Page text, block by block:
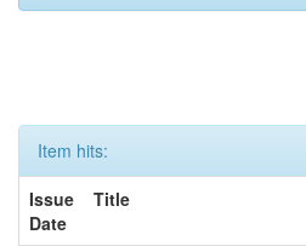
Item hits:
Issue
Date
Title